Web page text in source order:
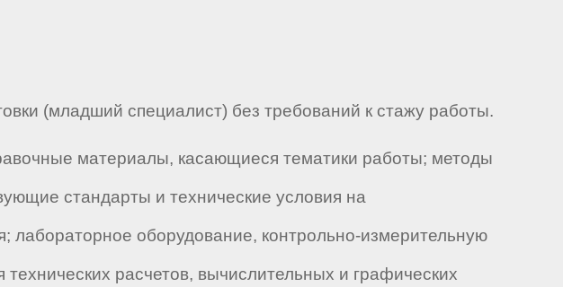
(младший специалист) без требований к стажу работы.
материалы, касающиеся тематики работы; методы
стандарты и технические условия на
оборудование, контрольно-измерительную
расчетов, вычислительных и графических